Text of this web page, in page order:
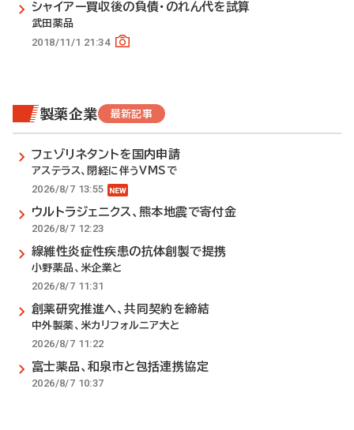
シャイアー買収後の負債・のれん代を試算
武田薬品
2018/11/1 21:34
製薬企業 最新記事
フェゾリネタントを国内申請
アステラス、閉経に伴うVMSで
2026/8/7 13:55
ウルトラジェニクス、熊本地震で寄付金
2026/8/7 12:23
線維性炎症性疾患の抗体創製で提携
小野薬品、米企業と
2026/8/7 11:31
創薬研究推進へ、共同契約を締結
中外製薬、米カリフォルニア大と
2026/8/7 11:22
富士薬品、和泉市と包括連携協定
2026/8/7 10:37